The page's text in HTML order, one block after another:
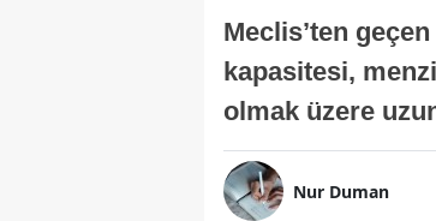
Meclis’ten
kapasitesi,
olmak üzere
Nur Duman